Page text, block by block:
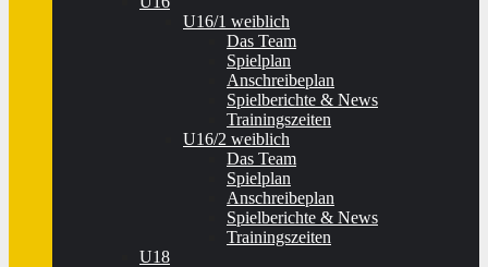
U16/1 weiblich
Das Team
Spielplan
Anschreibeplan
Spielberichte & News
Trainingszeiten
U16/2 weiblich
Das Team
Spielplan
Anschreibeplan
Spielberichte & News
Trainingszeiten
U18